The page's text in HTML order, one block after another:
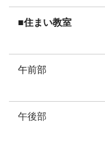
■住まい教室
午前部
午後部